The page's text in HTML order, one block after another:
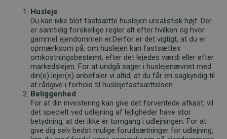
Husleje
Du kan ikke blot fastsætte huslejen urealistisk højt. Der
er samtidig forskellige regler alt efter hvilken og hvor
gammel ejendommen er.Derfor er det vigtigt, at du er
opmærksom på, om huslejen kan fastsættes
omkostningsbestemt, efter det lejedes værdi eller efter
markedslejen. For at undgå sager i huslejenævnet med
din(e) lejer(e) anbefaler vi altid, at du får en sagkyndig til
at rådgive i forhold til huslejefastsættelsen.
Beliggenhed
For at din investering kan give det forventede afkast, vil
det specielt ved udlejning af lejligheder have stor
betydning, at der ikke er tomgang i udlejningen. For at
give dig selv bedst mulige forudsætninger for udlejning,